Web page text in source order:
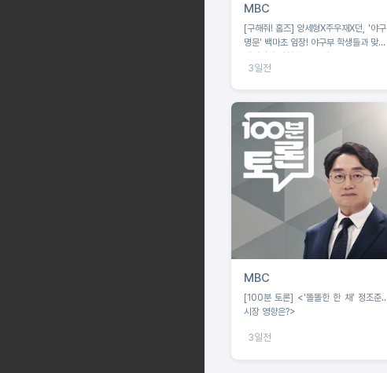
MBC
[구해줘! 홈즈] 양세형X주우재X던, '야구
명문' 백마초 임장! 야구부 학생들과 맞대
결에서 승리할 수 있을까?
3일전
MBC
[100분 토론] <'똘똘한 한 채' 정조준‥
시장 영향은?>
3일전